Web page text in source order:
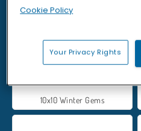
10x10 Winter Gems
Cookie Policy
Your Privacy Rights